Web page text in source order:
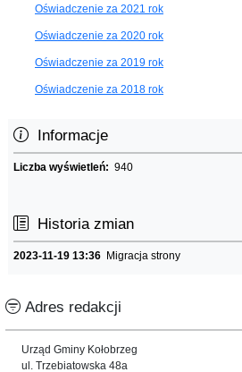
Oświadczenie za 2021 rok
Oświadczenie za 2020 rok
Oświadczenie za 2019 rok
Oświadczenie za 2018 rok
Informacje
Liczba wyświetleń: 940
Historia zmian
2023-11-19 13:36 Migracja strony
Adres redakcji
Urząd Gminy Kołobrzeg
ul. Trzebiatowska 48a